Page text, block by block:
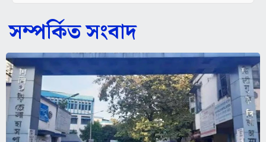
সম্পর্কিত সংবাদ